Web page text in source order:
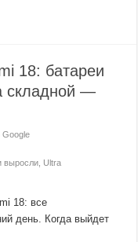
18: батареи
складной —
Google
выросли, Ultra
18: все
день. Когда выйдет